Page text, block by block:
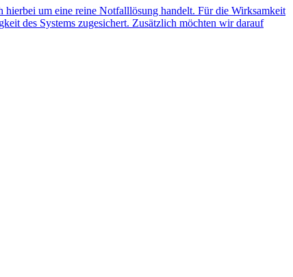
hierbei um eine reine Notfalllösung handelt. Für die Wirksamkeit
des Systems zugesichert. Zusätzlich möchten wir darauf